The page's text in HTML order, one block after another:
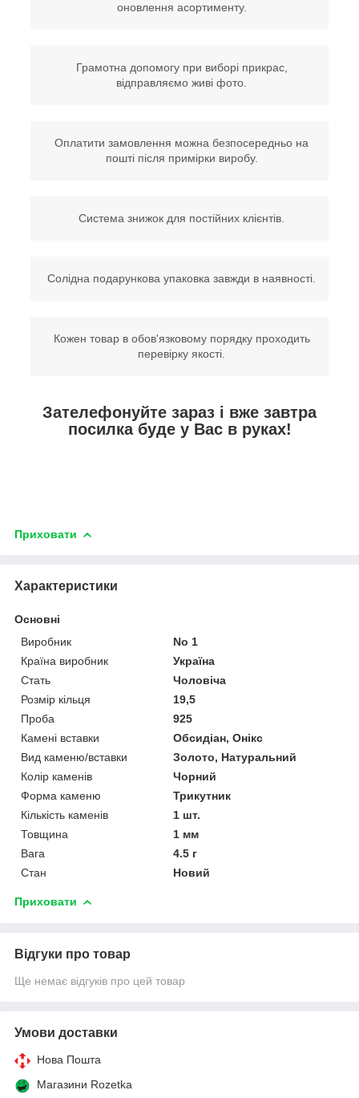
оновлення асортименту.
Грамотна допомогу при виборі прикрас,
відправляємо живі фото.
Оплатити замовлення можна безпосередньо на
пошті після примірки виробу.
Система знижок для постійних клієнтів.
Солідна подарункова упаковка завжди в наявності.
Кожен товар в обов'язковому порядку проходить
перевірку якості.
Зателефонуйте зараз і вже завтра
посилка буде у Вас в руках!
Приховати
Характеристики
Основні
Виробник
No 1
Країна виробник
Україна
Стать
Чоловіча
Розмір кільця
19,5
Проба
925
Камені вставки
Обсидіан, Онікс
Вид каменю/вставки
Золото, Натуральний
Колір каменів
Чорний
Форма каменю
Трикутник
Кількість каменів
1 шт.
Товщина
1 мм
Вага
4.5 г
Стан
Новий
Приховати
Відгуки про товар
Ще немає відгуків про цей товар
Умови доставки
Нова Пошта
Магазини Rozetka